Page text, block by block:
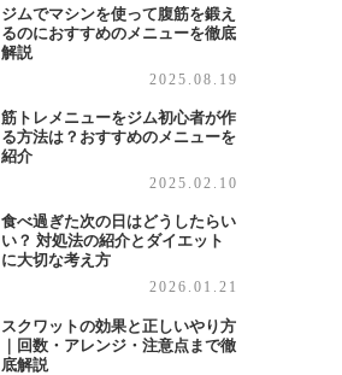
ジムでマシンを使って腹筋を鍛え
るのにおすすめのメニューを徹底
解説
2025.08.19
筋トレメニューをジム初心者が作
る方法は？おすすめのメニューを
紹介
2025.02.10
食べ過ぎた次の日はどうしたらい
い？ 対処法の紹介とダイエット
に大切な考え方
2026.01.21
スクワットの効果と正しいやり方
｜回数・アレンジ・注意点まで徹
底解説